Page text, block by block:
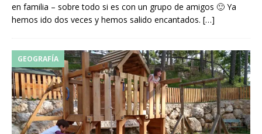
en familia – sobre todo si es con un grupo de amigos 🙂 Ya
hemos ido dos veces y hemos salido encantados. […]
GEOGRAFÍA